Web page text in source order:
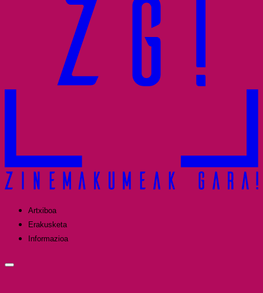
Artxiboa
Erakusketa
Informazioa